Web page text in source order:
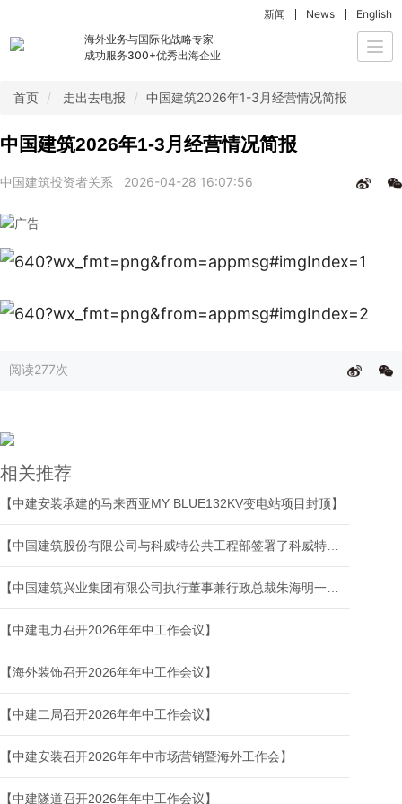
海外业务与国际化战略专家
成功服务300+优秀出海企业
新闻 News English
首页 走出去电报 中国建筑2026年1-3月经营情况简报
中国建筑2026年1-3月经营情况简报
中国建筑投资者关系 2026-04-28 16:07:56
阅读277次
相关推荐
【中建安装承建的马来西亚MY BLUE132KV变电站项目封顶】
【中国建筑股份有限公司与科威特公共工程部签署了科威特北卡巴德污水处理厂及配套项目】
【中国建筑兴业集团有限公司执行董事兼行政总裁朱海明一行到访中建中东公司交流】
【中建电力召开2026年年中工作会议】
【海外装饰召开2026年年中工作会议】
【中建二局召开2026年年中工作会议】
【中建安装召开2026年年中市场营销暨海外工作会】
【中建隧道召开2026年年中工作会议】